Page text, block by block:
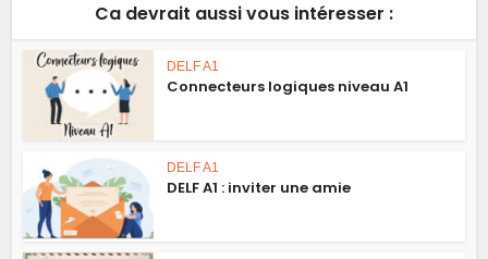
Ca devrait aussi vous intéresser :
DELF A1
Connecteurs logiques niveau A1
DELF A1
DELF A1 : inviter une amie